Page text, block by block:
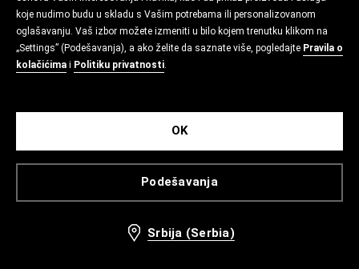
koje nudimo budu u skladu s Vašim potrebama ili personalizovanom
oglašavanju. Vaš izbor možete izmeniti u bilo kojem trenutku klikom na
„Settings” (Podešavanja), a ako želite da saznate više, pogledajte Pravila o
kolačićima i Politiku privatnosti.
Podešavanja
OK
Srbija (Serbia)